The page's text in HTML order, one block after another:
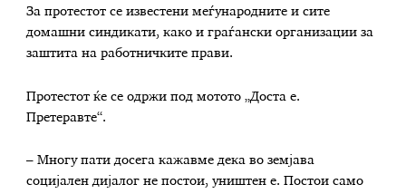
За протестот се известени меѓународните и сите
домашни синдикати, како и граѓански организации за
заштита на работничките прави.
Протестот ќе се одржи под мотото „Доста е.
Претеравте“.
– Многу пати досега кажавме дека во земјава
социјален дијалог не постои, уништен е. Постои само